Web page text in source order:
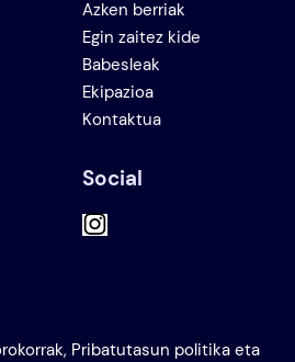
Azken berriak
Egin zaitez kide
Babesleak
Ekipazioa
Kontaktua
Social
Pribatutasun politika eta